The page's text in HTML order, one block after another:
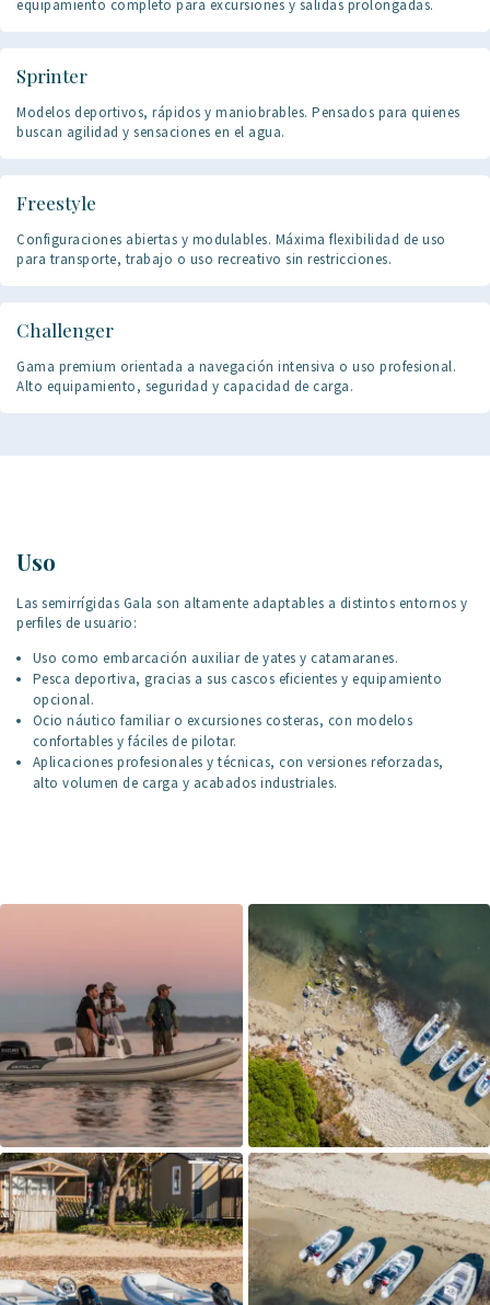
equipamiento completo para excursiones y salidas prolongadas.
Sprinter
Modelos deportivos, rápidos y maniobrables. Pensados para quienes
buscan agilidad y sensaciones en el agua.
Freestyle
Configuraciones abiertas y modulables. Máxima flexibilidad de uso
para transporte, trabajo o uso recreativo sin restricciones.
Challenger
Gama premium orientada a navegación intensiva o uso profesional.
Alto equipamiento, seguridad y capacidad de carga.
Uso
Las semirrígidas Gala son altamente adaptables a distintos entornos y
perfiles de usuario:
Uso como embarcación auxiliar de yates y catamaranes.
Pesca deportiva, gracias a sus cascos eficientes y equipamiento
opcional.
Ocio náutico familiar o excursiones costeras, con modelos
confortables y fáciles de pilotar.
Aplicaciones profesionales y técnicas, con versiones reforzadas,
alto volumen de carga y acabados industriales.